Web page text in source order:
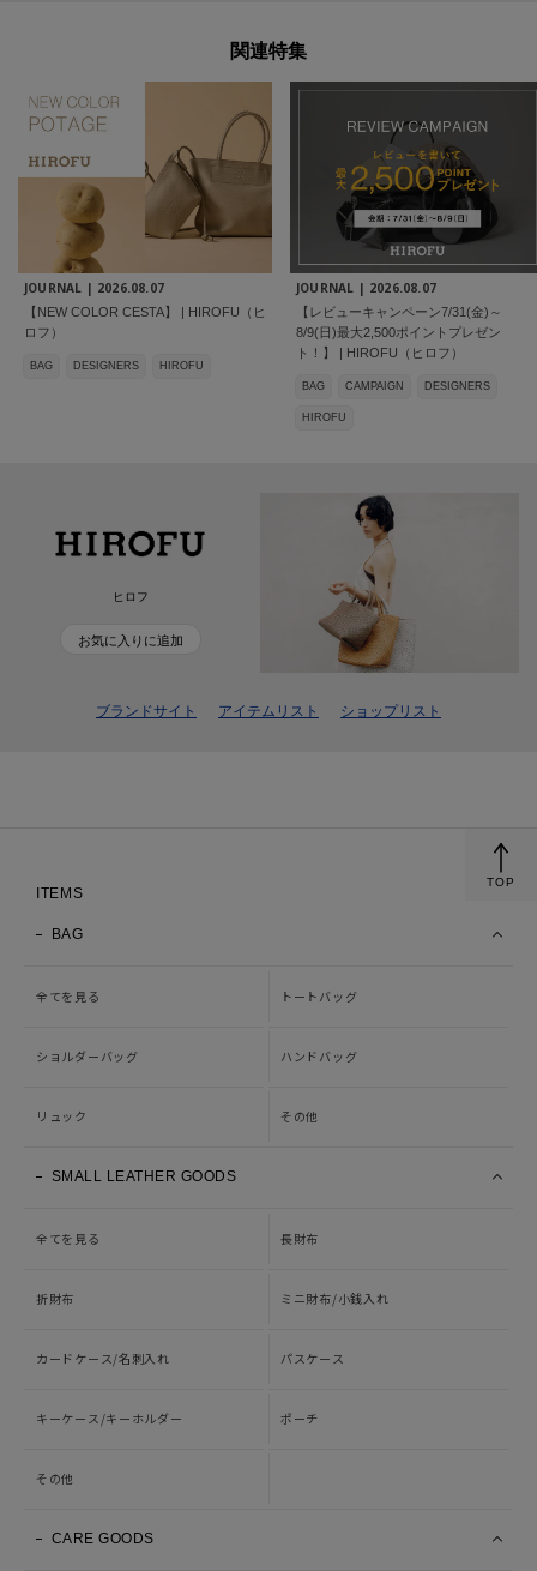
関連特集
JOURNAL | 2026.08.07
【NEW COLOR CESTA】 | HIROFU（ヒ
ロフ）
BAG DESIGNERS HIROFU
JOURNAL | 2026.08.07
【レビューキャンペーン7/31(金)～
8/9(日)最大2,500ポイントプレゼン
ト！】 | HIROFU（ヒロフ）
BAG CAMPAIGN DESIGNERS
HIROFU
ヒロフ
お気に入りに追加
ブランドサイト アイテムリスト ショップリスト
ITEMS
BAG
全てを見る トートバッグ
ショルダーバッグ ハンドバッグ
リュック その他
SMALL LEATHER GOODS
全てを見る 長財布
折財布 ミニ財布/小銭入れ
カードケース/名刺入れ パスケース
キーケース/キーホルダー ポーチ
その他
CARE GOODS
TOP